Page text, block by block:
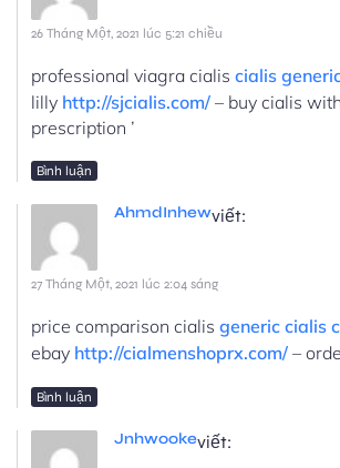
26 Tháng Một, 2021 lúc 5:21 chiều
professional viagra cialis cialis
lilly http://sjcialis.com/ – buy cialis
prescription ’
Bình luận
AhmdInhewviết:
27 Tháng Một, 2021 lúc 2:04 sáng
price comparison cialis generic cialis
ebay http://cialmenshoprx.com/ –
Bình luận
Jnhwookeviết: